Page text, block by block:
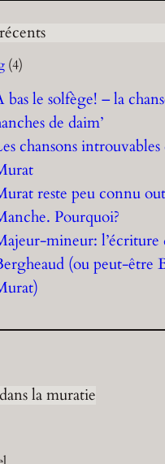
(4)
bas le solfège! – la
de daim’
chansons introuvables
reste peu connu
Pourquoi?
mineur:
(ou peut-être
la muratie